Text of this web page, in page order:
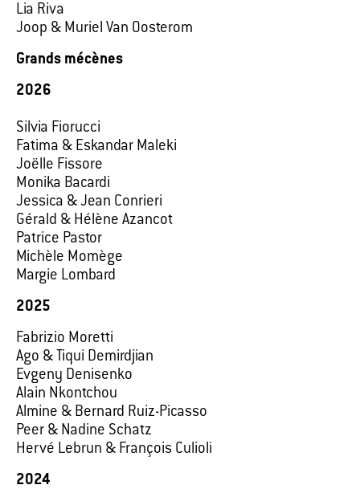
Lia Riva
Joop & Muriel Van Oosterom
Grands mécènes
2026
Silvia Fiorucci
Fatima & Eskandar Maleki
Joëlle Fissore
Monika Bacardi
Jessica & Jean Conrieri
Gérald & Hélène Azancot
Patrice Pastor
Michèle Momège
Margie Lombard
2025
Fabrizio Moretti
Ago & Tiqui Demirdjian
Evgeny Denisenko
Alain Nkontchou
Almine & Bernard Ruiz-Picasso
Peer & Nadine Schatz
Hervé Lebrun & François Culioli
2024